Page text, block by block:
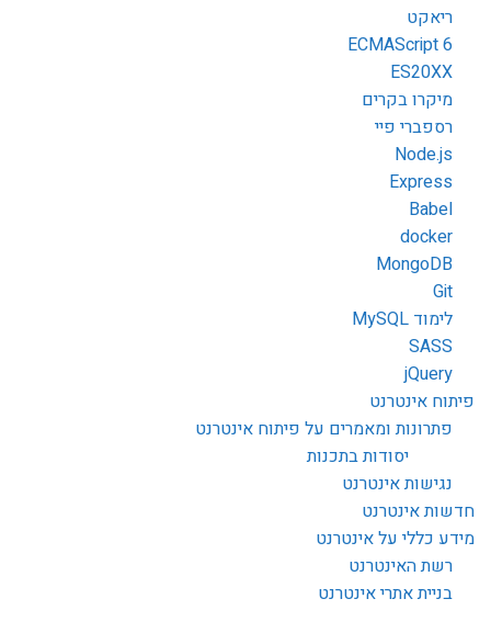
ריאקט
ECMAScript 6
ES20XX
מיקרו בקרים
רספברי פיי
Node.js
Express
Babel
docker
MongoDB
Git
לימוד MySQL
SASS
jQuery
פיתוח אינטרנט
פתרונות ומאמרים על פיתוח אינטרנט
יסודות בתכנות
נגישות אינטרנט
חדשות אינטרנט
מידע כללי על אינטרנט
רשת האינטרנט
בניית אתרי אינטרנט